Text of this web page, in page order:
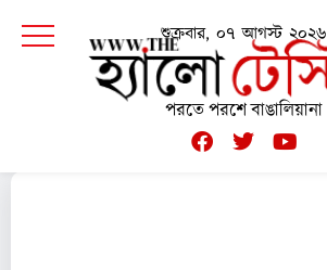
শুক্রবার, ০৭ আগস্ট ২০২৬
পরতে পরশে বাঙালিয়ানা